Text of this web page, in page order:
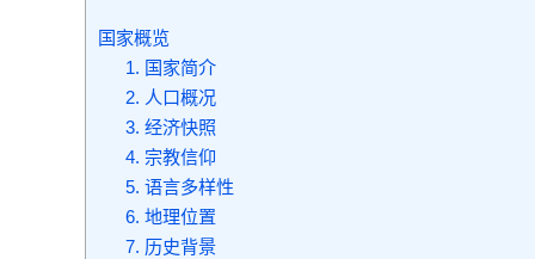
国家概览
1. 国家简介
2. 人口概况
3. 经济快照
4. 宗教信仰
5. 语言多样性
6. 地理位置
7. 历史背景